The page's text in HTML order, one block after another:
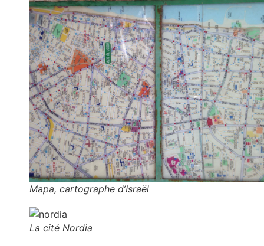
Mapa, cartographe d’Israël
La cité Nordia